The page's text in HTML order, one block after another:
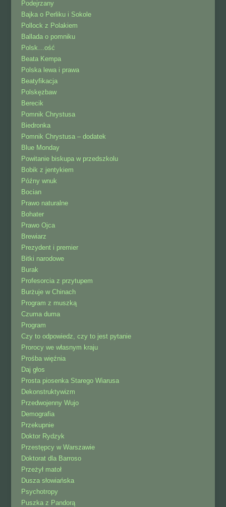
Podejrzany
Bajka o Perliku i Sokole
Pollock z Polakiem
Ballada o pomniku
Polsk…ość
Beata Kempa
Polska lewa i prawa
Beatyfikacja
Polskęzbaw
Berecik
Pomnik Chrystusa
Biedronka
Pomnik Chrystusa – dodatek
Blue Monday
Powitanie biskupa w przedszkolu
Bobik z jentykiem
Późny wnuk
Bocian
Prawo naturalne
Bohater
Prawo Ojca
Brewiarz
Prezydent i premier
Bitki narodowe
Burak
Profesorcia z przytupem
Burżuje w Chinach
Program z muszką
Czuma duma
Program
Czy to odpowiedz, czy to jest pytanie
Prorocy we własnym kraju
Prośba więźnia
Daj głos
Prosta piosenka Starego Wiarusa
Dekonstruktywizm
Przedwojenny Wujo
Demografia
Przekupnie
Doktor Rydzyk
Przestępcy w Warszawie
Doktorat dla Barroso
Przeżył matoł
Dusza słowiańska
Psychotropy
Puszka z Pandorą